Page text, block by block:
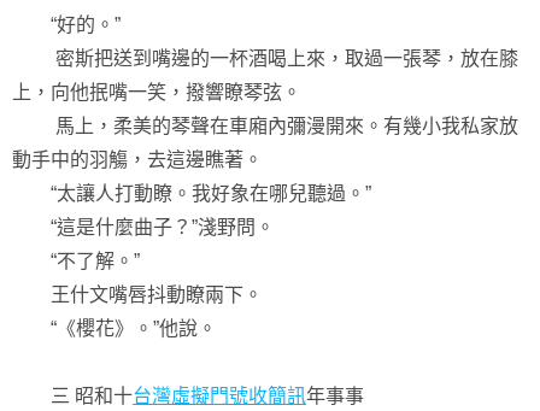
“好的。”
密斯把送到嘴邊的一杯酒喝上來，取過一張琴，放在膝
上，向他抿嘴一笑，撥響瞭琴弦。
馬上，柔美的琴聲在車廂內彌漫開來。有幾小我私家放
動手中的羽觴，去這邊瞧著。
“太讓人打動瞭。我好象在哪兒聽過。”
“這是什麼曲子？”淺野問。
“不了解。”
王什文嘴唇抖動瞭兩下。
“《櫻花》。”他說。
三 昭和十台灣虛擬門號收簡訊年事事